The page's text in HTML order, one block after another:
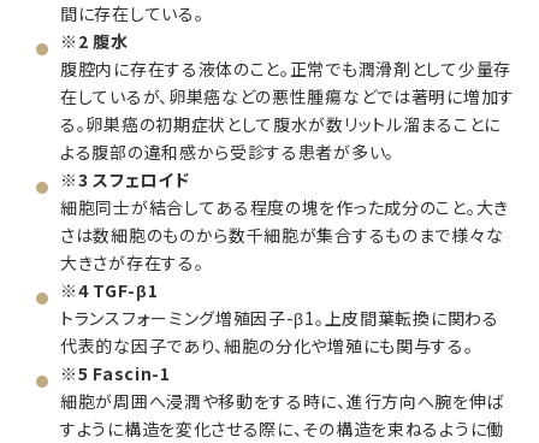
間に存在している。
※2 腹水
腹腔内に存在する液体のこと。正常でも潤滑剤として少量存
在しているが、卵巣癌などの悪性腫瘍などでは著明に増加す
る。卵巣癌の初期症状として腹水が数リットル溜まることに
よる腹部の違和感から受診する患者が多い。
※3 スフェロイド
細胞同士が結合してある程度の塊を作った成分のこと。大き
さは数細胞のものから数千細胞が集合するものまで様々な
大きさが存在する。
※4 TGF-β1
トランスフォーミング増殖因子-β1。上皮間葉転換に関わる
代表的な因子であり、細胞の分化や増殖にも関与する。
※5 Fascin-1
細胞が周囲へ浸潤や移動をする時に、進行方向へ腕を伸ば
すように構造を変化させる際に、その構造を束ねるように働